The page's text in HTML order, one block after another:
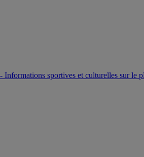
sportives et culturelles sur le